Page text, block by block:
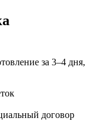
за 3–4 дня,
договор